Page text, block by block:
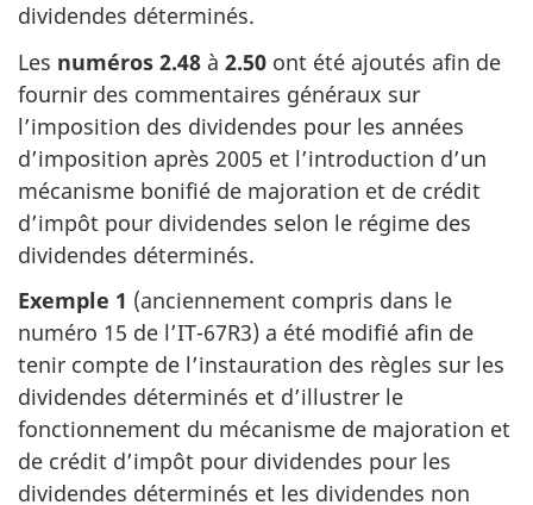
dividendes déterminés.
Les numéros 2.48 à 2.50 ont été ajoutés afin de
fournir des commentaires généraux sur
l’imposition des dividendes pour les années
d’imposition après 2005 et l’introduction d’un
mécanisme bonifié de majoration et de crédit
d’impôt pour dividendes selon le régime des
dividendes déterminés.
Exemple 1 (anciennement compris dans le
numéro 15 de l’IT-67R3) a été modifié afin de
tenir compte de l’instauration des règles sur les
dividendes déterminés et d’illustrer le
fonctionnement du mécanisme de majoration et
de crédit d’impôt pour dividendes pour les
dividendes déterminés et les dividendes non